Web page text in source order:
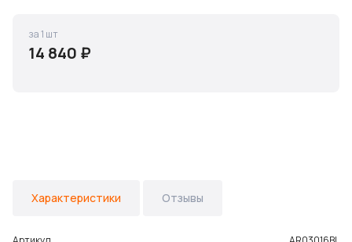
14 840 ₽
за 1 шт
Характеристики Отзывы